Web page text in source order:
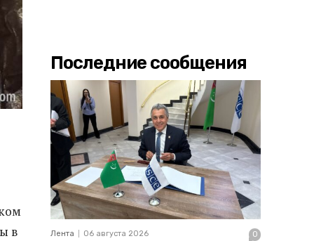
в
Последние сообщения
Лента 06 августа 2026 0